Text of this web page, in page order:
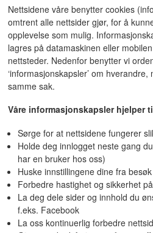
Nettsidene våre benytter cookies
omtrent alle nettsider gjør, for å
opplevelse som mulig.
lagres på datamaskinen eller
nettsteder. Nedenfor benytter vi
‘informasjonskapsler’ om
samme sak.
Våre informasjonskapsler hjelper
Sørge for at nettsidene fungerer
Holde deg innlogget neste gang
har en bruker hos oss)
Huske innstillingene dine fra
Forbedre hastighet og sikkerhet
La deg dele sider og innhold du
f.eks. Facebook
La oss kontinuerlig forbedre